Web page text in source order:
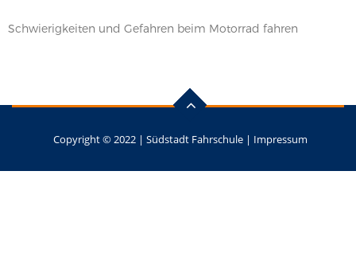
Schwierigkeiten und Gefahren beim Motorrad fahren
Copyright © 2022 | Südstadt Fahrschule | Impressum